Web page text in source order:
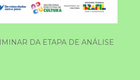
DA ETAPA DE ANÁLISE